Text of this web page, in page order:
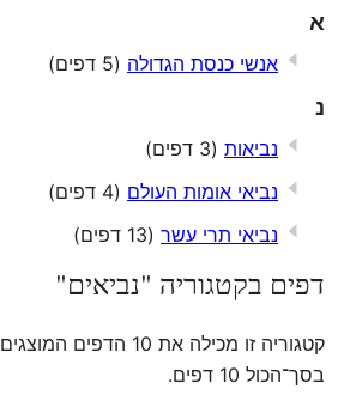
א
אנשי כנסת הגדולה (5 דפים)
נ
נביאות (3 דפים)
נביאי אומות העולם (4 דפים)
נביאי תרי עשר (13 דפים)
דפים בקטגוריה "נביאים"
קטגוריה זו מכילה את 10
בסך־הכול 10 דפים.